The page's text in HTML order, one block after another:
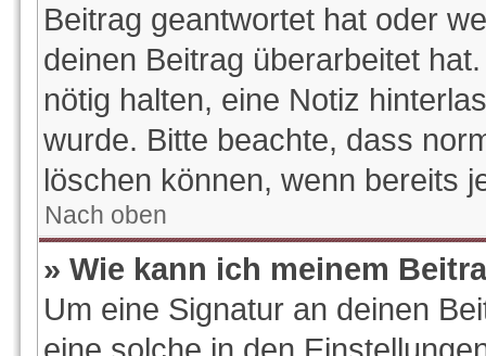
Beitrag geantwortet hat oder
deinen Beitrag überarbeitet
nötig halten, eine Notiz
wurde. Bitte beachte, dass
löschen können, wenn bereits
Nach oben
» Wie kann ich meinem
Um eine Signatur an deinen